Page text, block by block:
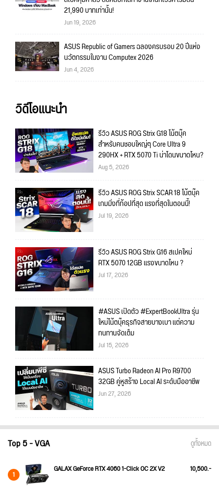
21,990 บาทเท่านั้น!
Jun 19, 2026
ASUS Republic of Gamers ฉลองครบรอบ 20 ปีแห่ง
นวัตกรรมในงาน Computex 2026
Jun 4, 2026
วิดีโอแนะนำ
รีวิว ASUS ROG Strix G18 โน้ตบุ๊ค
สำหรับคนชอบใหญ่ๆ Core Ultra 9
290HX + RTX 5070 Ti น่าโดนขนาดไหน?
Aug 5, 2026
รีวิว ASUS ROG Strix SCAR 18 โน้ตบุ๊ค
เกมมิ่งที่ท้อปที่สุด แรงที่สุดในตอนนี้!
Jul 19, 2026
รีวิว ASUS ROG Strix G16 สเปคใหม่
RTX 5070 12GB แรงขนาดไหน ?
Jul 17, 2026
#ASUS เปิดตัว #ExpertBookUltra รุ่น
ใหม่โน้ตบุ๊คธุรกิจสายบางเบา แต่ความ
ทนทานจัดเต็ม
Jul 15, 2026
ASUS Turbo Radeon AI Pro R9700
32GB คู่หูสร้าง Local AI ระดับมืออาชีพ
Jun 27, 2026
Top 5 - VGA ดูทั้งหมด
1 GALAX GeForce RTX 4060 1-Click OC 2X V2 10,500.-